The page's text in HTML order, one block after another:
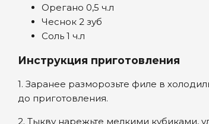
Орегано 0,5 ч.л
Чеснок 2 зуб
Соль 1 ч.л
Инструкция приготовления
1. Заранее разморозьте филе в
до приготовления.
2. Тыкву нарежьте мелкими кубиками,